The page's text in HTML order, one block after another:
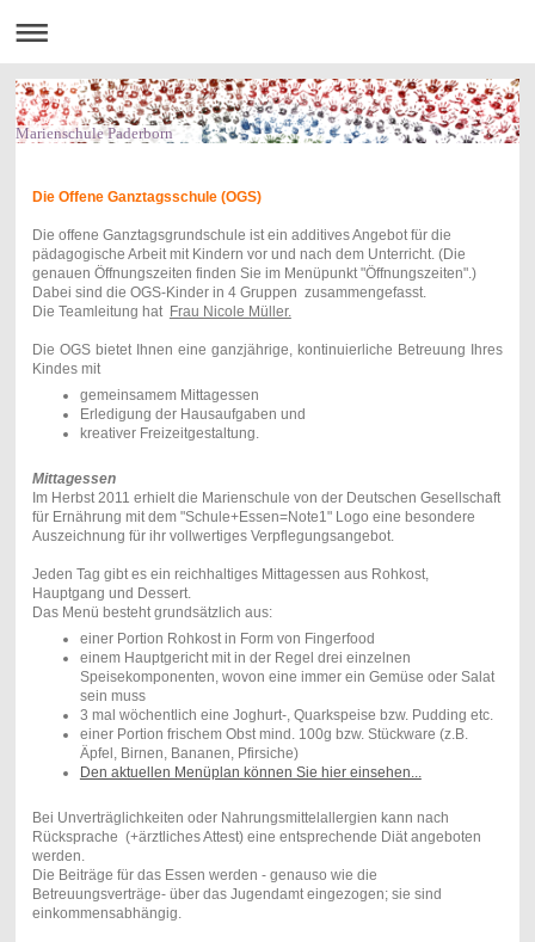
Marienschule Paderborn
Die Offene Ganztagsschule (OGS)
Die offene Ganztagsgrundschule ist ein additives Angebot für die
pädagogische Arbeit mit Kindern vor und nach dem Unterricht. (Die
genauen Öffnungszeiten finden Sie im Menüpunkt "Öffnungszeiten".)
Dabei sind die OGS-Kinder in 4 Gruppen zusammengefasst.
Die Teamleitung hat Frau Nicole Müller.
Die OGS bietet Ihnen eine ganzjährige, kontinuierliche Betreuung Ihres
Kindes mit
gemeinsamem Mittagessen
Erledigung der Hausaufgaben und
kreativer Freizeitgestaltung.
Mittagessen
Im Herbst 2011 erhielt die Marienschule von der Deutschen Gesellschaft
für Ernährung mit dem "Schule+Essen=Note1" Logo eine besondere
Auszeichnung für ihr vollwertiges Verpflegungsangebot.
Jeden Tag gibt es ein reichhaltiges Mittagessen aus Rohkost,
Hauptgang und Dessert.
Das Menü besteht grundsätzlich aus:
einer Portion Rohkost in Form von Fingerfood
einem Hauptgericht mit in der Regel drei einzelnen
Speisekomponenten, wovon eine immer ein Gemüse oder Salat
sein muss
3 mal wöchentlich eine Joghurt-, Quarkspeise bzw. Pudding etc.
einer Portion frischem Obst mind. 100g bzw. Stückware (z.B.
Äpfel, Birnen, Bananen, Pfirsiche)
Den aktuellen Menüplan können Sie hier einsehen...
Bei Unverträglichkeiten oder Nahrungsmittelallergien kann nach
Rücksprache (+ärztliches Attest) eine entsprechende Diät angeboten
werden.
Die Beiträge für das Essen werden - genauso wie die
Betreuungsverträge- über das Jugendamt eingezogen; sie sind
einkommensabhängig.